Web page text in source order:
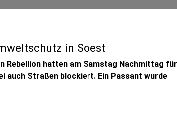
in Soest
Rebellion hatten am Samstag Nachmittag für
auch Straßen blockiert. Ein Passant wurde